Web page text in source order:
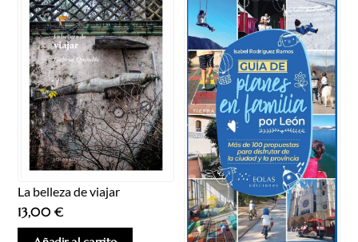
La belleza de viajar
13,00€